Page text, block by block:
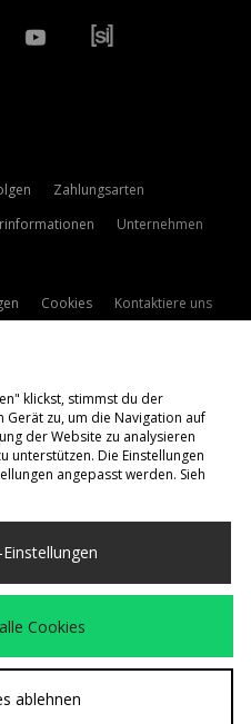
Zahlungsarten
Unternehmen
Cookies
Kontaktiere uns
Nach
Zahlungsmethoden
Website auf
klickst, stimmst du der
Gerät zu, um die Navigation auf
der Website zu analysieren
unterstützen. Die Einstellungen
angepasst werden. Sieh
Cookies
ablehnen